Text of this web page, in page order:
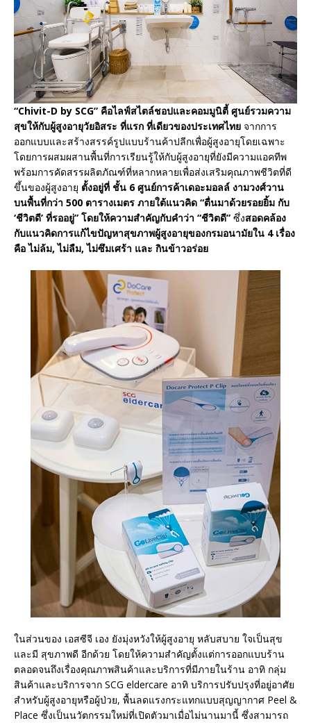
“Chivit-D by SCG” คือไลฟ์สไตล์ชอปและคอมมูนิตี้ ศูนย์รวมความ
สุขให้กับผู้สูงอายุวัยอิสระ ที่แรก ที่เดียวของประเทศไทย จากการ
ออกแบบและสร้างสรรค์รูปแบบร้านค้าปลีกเพื่อผู้สูงอายุโดยเฉพาะ
โดยการผสมผสานพื้นที่การเรียนรู้ให้กับผู้สูงอายุที่ยังมีความแอคทีพ
พร้อมการคัดสรรผลิตภัณฑ์ที่หลากหลายเพื่อส่งเสริมคุณภาพชีวิตที่ดี
ขึ้นของผู้สูงอายุ ตั้งอยู่ที่ ชั้น 6 ศูนย์การค้าเดอะมอลล์ งามวงศ์วาน
บนพื้นที่กว่า 500 ตารางเมตร ภายใต้แนวคิด “ตื่นมาด้วยรอยยิ้ม กับ
‘ชีวิตดี’ ที่รออยู่” โดยให้ความสำคัญกับคำว่า “ชีวิตดี” ซึ่งสอดคล้อง
กับแนวคิดการแก้ไขปัญหาสุขภาพผู้สูงอายุของกรมอนามัยใน 4 เรื่อง
คือ ไม่ล้ม, ไม่ลืม, ไม่ซึมเศร้า และ กินข้าวอร่อย
ในส่วนของ เอสซีจี เอง ยังมุ่งหวังให้ผู้สูงอายุ หลับสบาย ใจเป็นสุข
และมี สุขภาพดี อีกด้วย โดยให้ความสำคัญตั้งแต่การออกแบบร้าน
ตลอดจนถึงเรื่องคุณภาพสินค้าและบริการที่มีภายในร้าน อาทิ กลุ่ม
สินค้าและบริการจาก SCG eldercare อาทิ บริการปรับปรุงที่อยู่อาศัย
สำหรับผู้สูงอายุหรือผู้ป่วย, พื้นลดแรงกระแทกแบบสุญญากาศ Peel &
Place ซึ่งเป็นนวัตกรรมใหม่ที่เปิดตัวมาเมื่อไม่นานมานี้ ซึ่งสามารถ